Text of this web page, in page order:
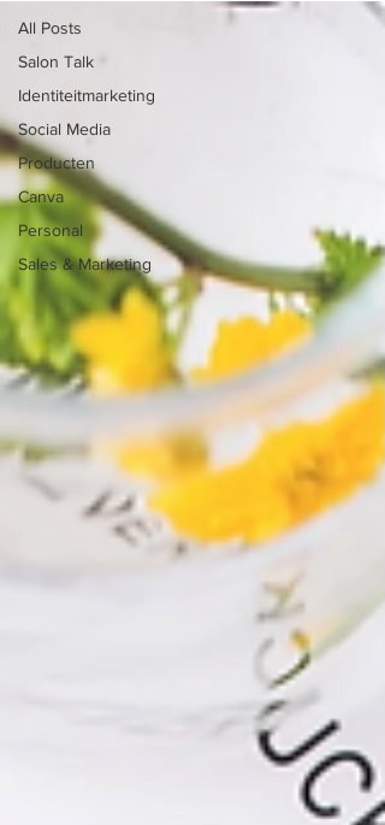
All Posts
Salon Talk
Identiteitmarketing
Social Media
Producten
Canva
Personal
Sales & Marketing